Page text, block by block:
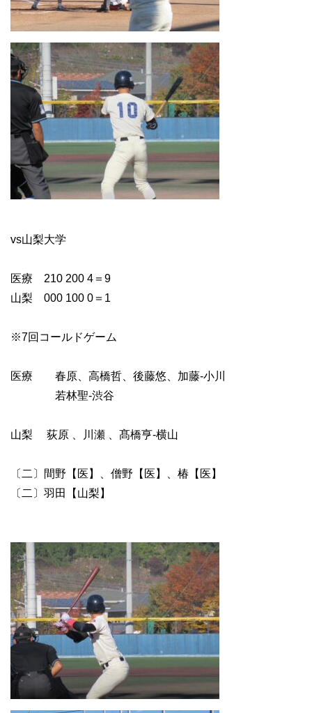
vs山梨大学
医療 210 200 4＝9
山梨 000 100 0＝1
※7回コールドゲーム
医療 春原、高橋哲、後藤悠、加藤-小川
若林聖-渋谷
山梨 荻原 、川瀬 、髙橋亨-横山
〔二〕間野【医】、僧野【医】、椿【医】
〔二〕羽田【山梨】